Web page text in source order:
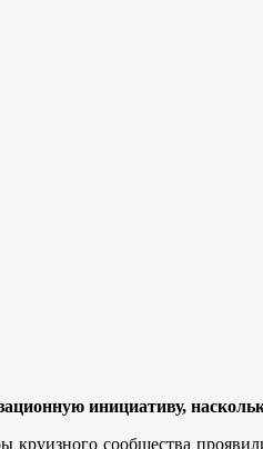
инициативу,
сообщества